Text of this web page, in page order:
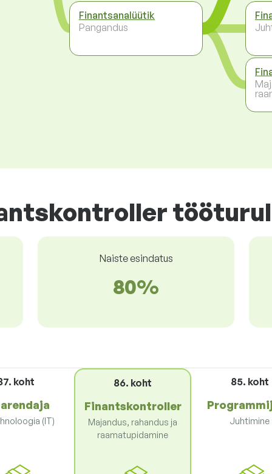
Finantsanalüütik
Pangandus
tööturul
Naiste esindatus
80%
koht
(IT)
86. koht
Finantskontroller
Majandus, rahandus ja
raamatupidamine
85. koht
Juhtimine